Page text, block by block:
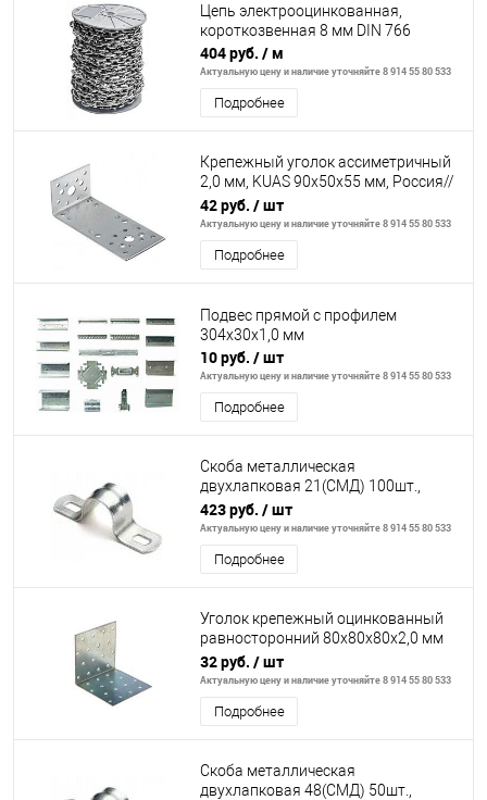
Цепь электрооцинкованная,
короткозвенная 8 мм DIN 766
404 руб. / м
Актуальную цену и наличие уточняйте 8 914 55 80 533
Подробнее
Крепежный уголок ассиметричный
2,0 мм, KUAS 90x50x55 мм, Россия//
Сибртех
42 руб. / шт
Актуальную цену и наличие уточняйте 8 914 55 80 533
Подробнее
Подвес прямой с профилем
304х30х1,0 мм
10 руб. / шт
Актуальную цену и наличие уточняйте 8 914 55 80 533
Подробнее
Скоба металлическая
двухлапковая 21(СМД) 100шт.,
Россия// Сибртех
423 руб. / шт
Актуальную цену и наличие уточняйте 8 914 55 80 533
Подробнее
Уголок крепежный оцинкованный
равносторонний 80х80х80х2,0 мм
(уп.х 70 шт.)(уп.х 50 шт.)
32 руб. / шт
Актуальную цену и наличие уточняйте 8 914 55 80 533
Подробнее
Скоба металлическая
двухлапковая 48(СМД) 50шт.,